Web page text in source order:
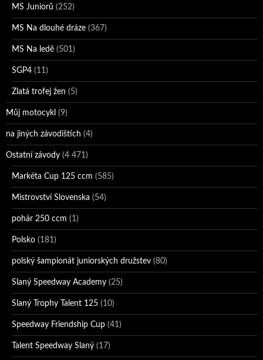
MS Juniorů (252)
MS Na dlouhé dráze (367)
MS Na ledě (501)
SGP4 (11)
Zlatá trofej žen (5)
Můj motocykl (9)
na jiných závodištích (4)
Ostatní závody (4 471)
Markéta Cup 125 ccm (585)
Mistrovství Slovenska (54)
pohár 250 ccm (1)
Polsko (181)
polský šampionát juniorských družstev (80)
Slaný Speedway Academy (25)
Slaný Trophy Talent 125 (10)
Speedway Friendship Cup (41)
Talent Speedway Slaný (17)